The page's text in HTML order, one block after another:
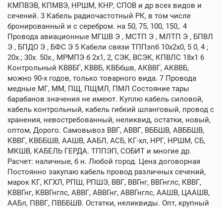
КМПВЭВ, КПМВЭ, НРШМ, КНР, СПОВ и др всех видов и
сечений. 3 Кабель радиочастотный РК, в том числе
бронированный и с серебром. на 50, 75, 100, 150,. 4
Провода авиационные МГШВ Э , МСТП Э , МЛТП Э , БПВЛ
Э , БПДО Э , БФС Э 5 Кабели связи ТППэпб 10х2х0, 5 0, 4 ;
20х.; 30х. 50х., МРМПЭ б 2х1, 2, СЭК, ВСЭК, КПВЛС 18х1 6
Контрольный КВВБГ, КВВБ, КВБбшв, АКВВГ, АКВВБ,
можно 90-х годов, только товарного вида. 7 Провода
медные МГ, ММ, ПЩ, ПЩМЛ, ПМЛ Состояние тары
барабанов значения не имеют. Куплю кабель силовой,
кабель контрольный, кабель гибкий шланговый, провод с
хранения, невостребованный, неликвид, остатки, новый,
оптом, Дорого. Самовывоз ВВГ, АВВГ, ВББШВ, АВББШВ,
КВВГ, КВББШВ, ААШВ, ААБЛ, АСБ, КГ-хл, НРГ, НРШМ, СБ,
МКШВ, КАБЕЛЬ ГЕРДА. ТППЭП, СОБИТ и многие др.
Расчет: наличные, б н. Любой город. Цена договорная
Постоянно закупаю кабель провод различных сечений,
марок КГ, КГХЛ, РПШ, РПШЭ, ВВГ, ВВГнг, ВВГнглс, КВВГ,
КВВГнг, КВВГнглс, АВВГ, АВВГнг, АВВГнглс, ААШВ, ЦААШВ,
ААБл, ПВВГ, ПВББШВ. Остатки, неликвиды. Опт, крупный